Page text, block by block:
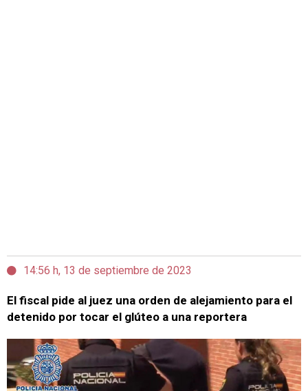
14:56 h, 13 de septiembre de 2023
El fiscal pide al juez una orden de alejamiento para el
detenido por tocar el glúteo a una reportera